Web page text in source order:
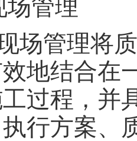
场管理
场管理将
地结合在
过程，并
行方案、